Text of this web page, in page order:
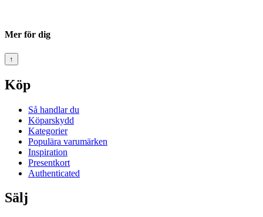
Mer för dig
↑
Köp
Så handlar du
Köparskydd
Kategorier
Populära varumärken
Inspiration
Presentkort
Authenticated
Sälj